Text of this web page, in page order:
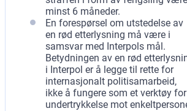
minst 6 måneder.
En forespørsel om utstedelse av
en rød etterlysning må være i
samsvar med Interpols mål.
Betydningen av en rød
i Interpol er å legge til rette for
internasjonalt politisamarbeid,
ikke å fungere som et verktøy for
undertrykkelse mot